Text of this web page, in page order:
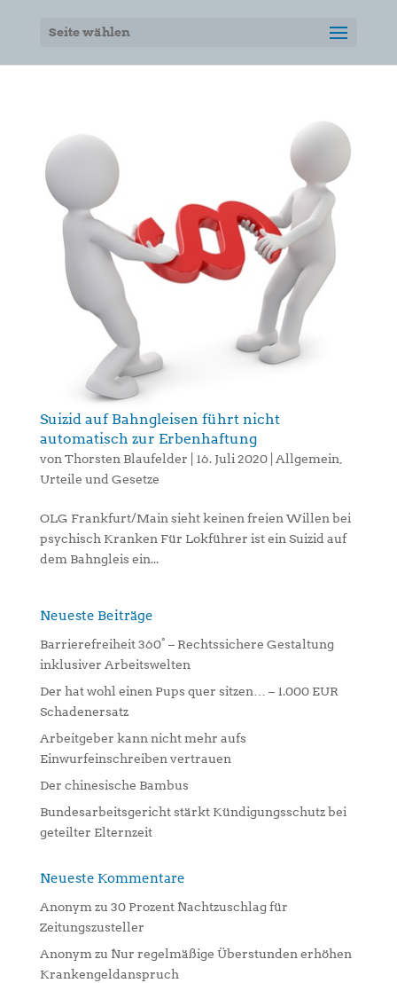
Seite wählen
Suizid auf Bahngleisen führt nicht
automatisch zur Erbenhaftung
vonThorsten Blaufelder 16. Juli 2020| Allgemein,
Urteile und Gesetze
OLG Frankfurt/Main sieht keinen freien Willen bei
psychisch Kranken Für Lokführer ist ein Suizid auf
dem Bahngleis ein...
Neueste Beiträge
Barrierefreiheit 360° – Rechtssichere Gestaltung
inklusiver Arbeitswelten
Der hat wohl einen Pups quer sitzen… – 1.000 EUR
Schadenersatz
Arbeitgeber kann nicht mehr aufs
Einwurfeinschreiben vertrauen
Der chinesische Bambus
Bundesarbeitsgericht stärkt Kündigungsschutz bei
geteilter Elternzeit
Neueste Kommentare
Anonymzu 30 Prozent Nachtzuschlag für
Zeitungszusteller
Anonymzu Nur regelmäßige Überstunden erhöhen
Krankengeldanspruch